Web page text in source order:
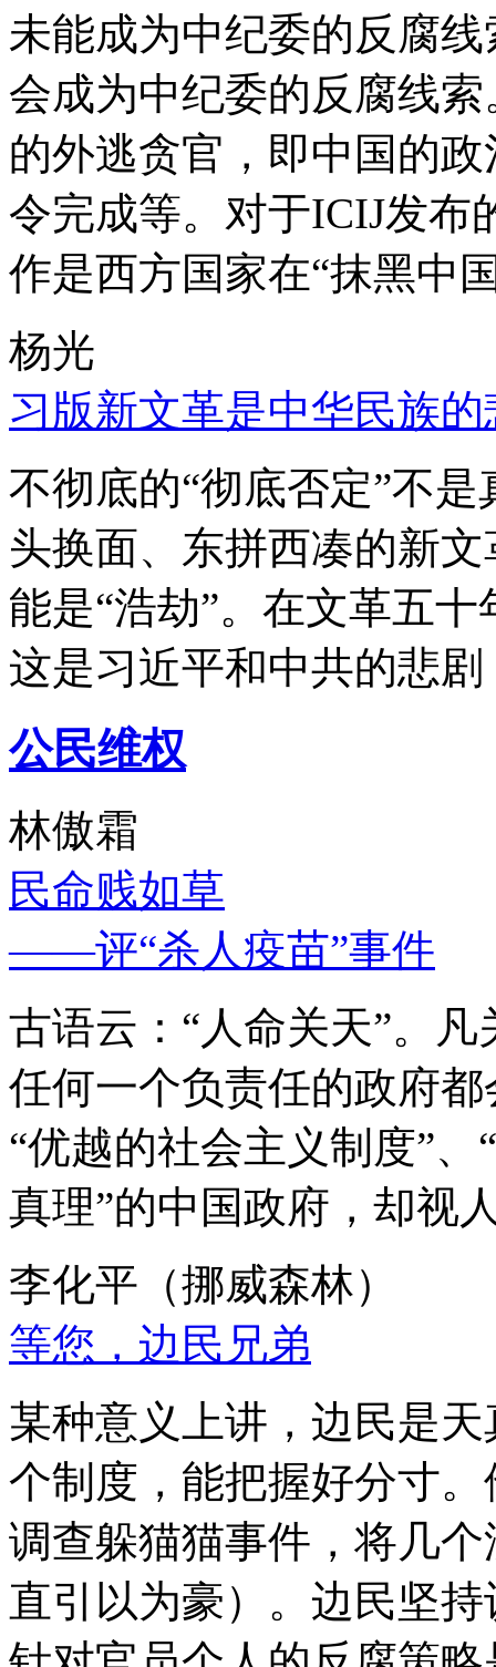
未能成为中纪委的反腐
会成为中纪委的反腐线
的外逃贪官，即中国的
令完成等。对于ICIJ发布
作是西方国家在“抹黑中
杨光
习版新文革是中华民族的
不彻底的“彻底否定”不
头换面、东拼西凑的新
能是“浩劫”。在文革五
这是习近平和中共的悲
公民维权
林傲霜
民命贱如草
——评“杀人疫苗”事件
古语云：“人命关天”。
任何一个负责任的政府
“优越的社会主义制度”
真理”的中国政府，却视
李化平（挪威森林）
等您，边民兄弟
某种意义上讲，边民是
个制度，能把握好分寸
调查躲猫猫事件，将几
直引以为豪）。边民坚